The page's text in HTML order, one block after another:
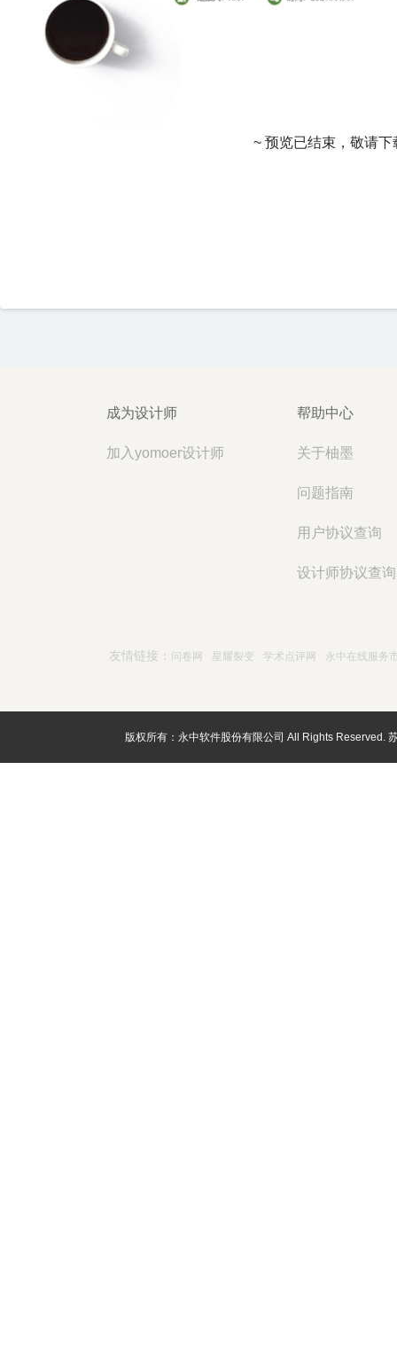
~ 预览已结束，敬请下
成为设计师
加入yomoer设计师
帮助中心
关于柚墨
问题指南
用户协议查询
设计师协议查询
友情链接： 问卷网 星耀裂变 学术点评网 永中在线服务
版权所有：永中软件股份有限公司 All Rights Reserved.